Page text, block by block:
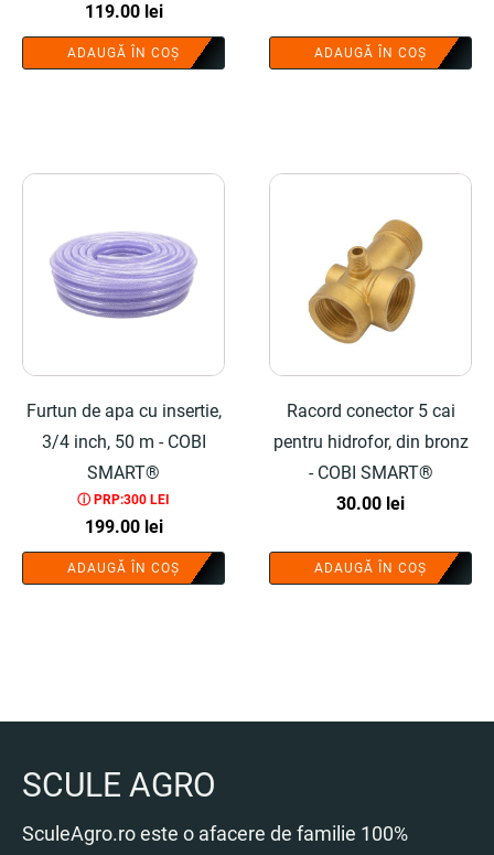
119.00 lei
ADAUGĂ ÎN COȘ ADAUGĂ ÎN COȘ
Furtun de apa cu insertie,
3/4 inch, 50 m - COBI
SMART®
ⓘ PRP:300 LEI
199.00 lei
ADAUGĂ ÎN COȘ
Racord conector 5 cai
pentru hidrofor, din bronz
- COBI SMART®
30.00 lei
ADAUGĂ ÎN COȘ
SCULE AGRO
SculeAgro.ro este o afacere de familie 100%